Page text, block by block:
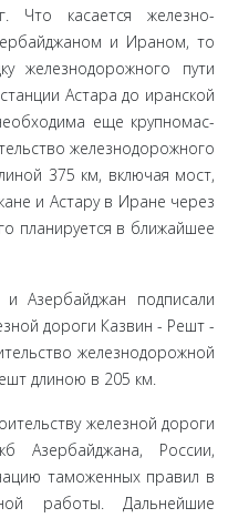
Что касается железно­
и Ираном, то
железнодорожного пути
Астара до иранской
еще крупномас­
железнодорожного
375 км, включая мост,
и Астару в Иране через
планируется в ближайшее
Азербайджан подписали
дороги Казвин - Решт -
железнодорожной
длиною в 205 км.
железной дороги
Азербайджана, Рос­сии,
таможенных правил в
работы. Дальней­шие